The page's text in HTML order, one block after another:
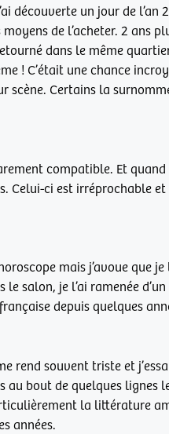
découverte un jour de
de l’acheter. 2 ans
dans le même
! C’était une chance
Certains la
compatible. Et
Celui-ci est irréprochable
mais j’avoue que
salon, je l’ai ramenée
depuis quelques
rend souvent triste et
au bout de quelques
la littérature
années.